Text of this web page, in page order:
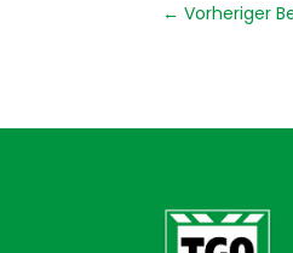
←Vorheriger